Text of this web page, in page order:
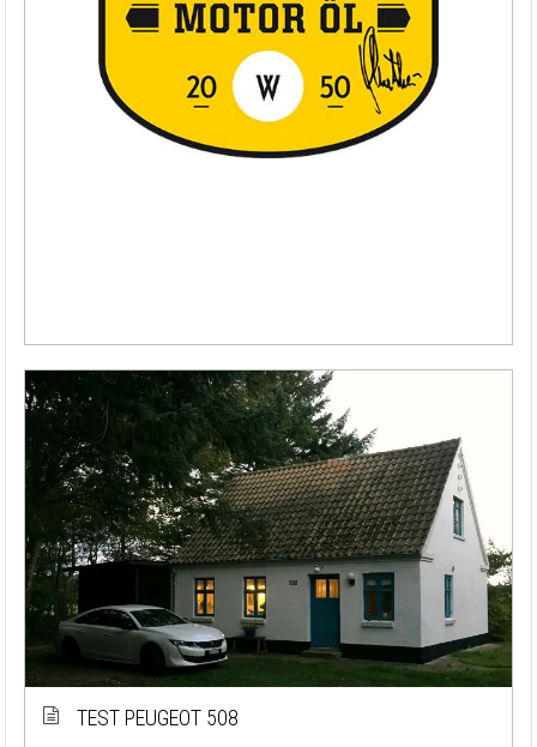
TEST PEUGEOT 508